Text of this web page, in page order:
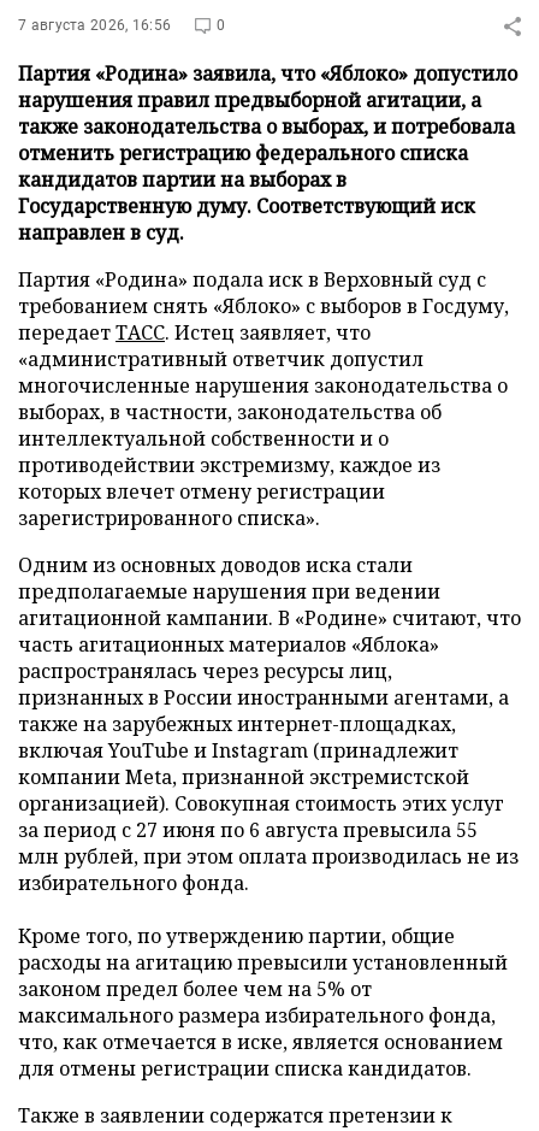
7 августа 2026, 16:56 0
Партия «Родина» заявила, что «Яблоко» допустило
нарушения правил предвыборной агитации, а
также законодательства о выборах, и потребовала
отменить регистрацию федерального списка
кандидатов партии на выборах в
Государственную думу. Соответствующий иск
направлен в суд.
Партия «Родина» подала иск в Верховный суд с
требованием снять «Яблоко» с выборов в Госдуму,
передаетТАСС. Истец заявляет, что
«административный ответчик допустил
многочисленные нарушения законодательства о
выборах, в частности, законодательства об
интеллектуальной собственности и о
противодействии экстремизму, каждое из
которых влечет отмену регистрации
зарегистрированного списка».
Одним из основных доводов иска стали
предполагаемые нарушения при ведении
агитационной кампании. В «Родине» считают, что
часть агитационных материалов «Яблока»
распространялась через ресурсы лиц,
признанных в России иностранными агентами, а
также на зарубежных интернет-площадках,
включая YouTube и Instagram (принадлежит
компании Meta, признанной экстремистской
организацией). Совокупная стоимость этих услуг
за период с 27 июня по 6 августа превысила 55
млн рублей, при этом оплата производилась не из
избирательного фонда.
Кроме того, по утверждению партии, общие
расходы на агитацию превысили установленный
законом предел более чем на 5% от
максимального размера избирательного фонда,
что, как отмечается в иске, является основанием
для отмены регистрации списка кандидатов.
Также в заявлении содержатся претензии к